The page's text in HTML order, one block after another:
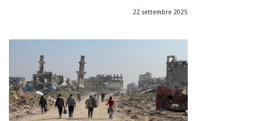
22 settembre 2025